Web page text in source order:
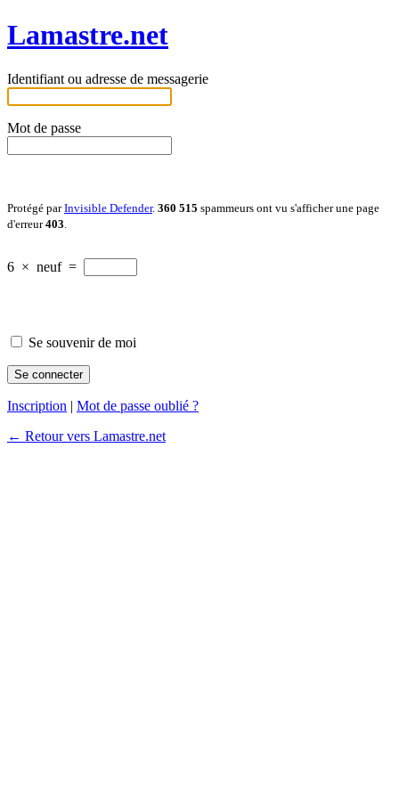
Lamastre.net
Identifiant ou adresse de messagerie
Mot de passe
Protégé parInvisible Defender. 360 515 spammeurs ont vu s'afficher une page
d'erreur403
6 × neuf =
Se souvenir de moi
Inscription | Mot de passe oublié ?
← Retour vers Lamastre.net